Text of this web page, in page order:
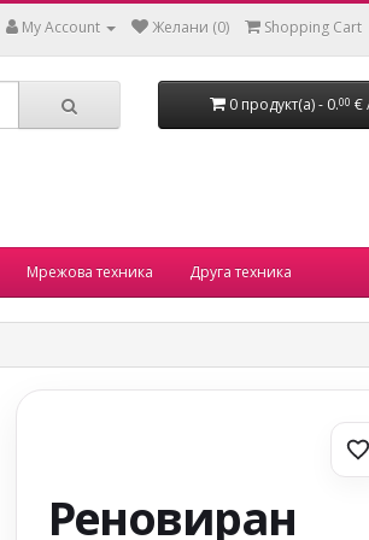
My Account Желани (0) Shopping Cart
0 продукт(а) - 0.00 €
Мрежова техника Друга техника
Реновиран